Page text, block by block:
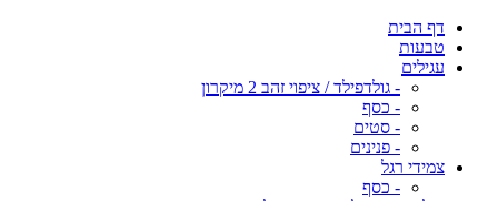
דף הבית
טבעות
עגילים
- גולדפילד / ציפוי זהב 2 מיקרון
- כסף
- סטים
- פנינים
צמידי רגל
- כסף